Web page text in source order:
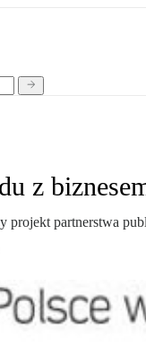
z
projekt partnerstwa